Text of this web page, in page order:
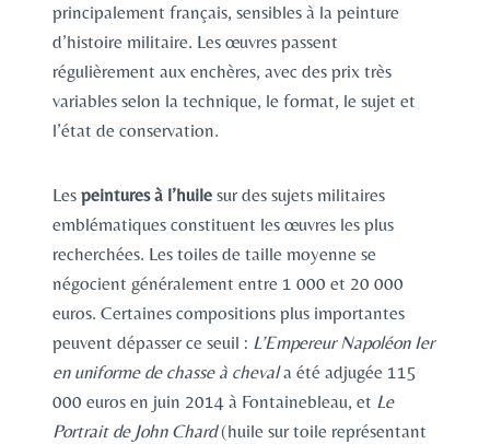
principalement français, sensibles à la peinture
d’histoire militaire. Les œuvres passent
régulièrement aux enchères, avec des prix très
variables selon la technique, le format, le sujet et
l’état de conservation.
Les peintures à l’huile sur des sujets militaires
emblématiques constituent les œuvres les plus
recherchées. Les toiles de taille moyenne se
négocient généralement entre 1 000 et 20 000
euros. Certaines compositions plus importantes
peuvent dépasser ce seuil : L’Empereur Napoléon Ier
en uniforme de chasse à chevala été adjugée 115
000 euros en juin 2014 à Fontainebleau, et Le
Portrait de John Chard(huile sur toile représentant